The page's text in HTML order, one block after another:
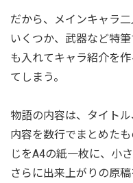
だから、メインキャラ
いくつか、武器など特
も入れてキャラ紹介を
てしまう。
物語の内容は、タイト
内容を数行でまとめた
じをA4の紙一枚に、小
さらに出来上がりの原